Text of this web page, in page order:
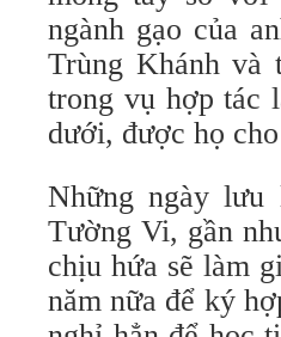
ngành gạo của
Trùng Khánh và
trong vụ hợp tác
dưới, được họ
Những ngày
Tường Vi, gần
chịu hứa sẽ làm
năm nữa để ký